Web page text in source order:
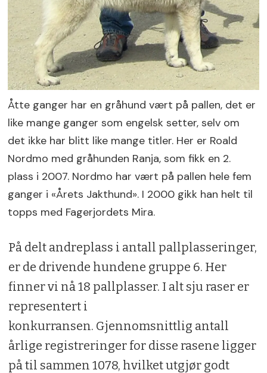
Åtte ganger har en gråhund vært på pallen, det er
like mange ganger som engelsk setter, selv om
det ikke har blitt like mange titler. Her er Roald
Nordmo med gråhunden Ranja, som fikk en 2.
plass i 2007. Nordmo har vært på pallen hele fem
ganger i «Årets Jakthund». I 2000 gikk han helt til
topps med Fagerjordets Mira.
På delt andreplass i antall pallplasseringer,
er de drivende hundene gruppe 6. Her
finner vi nå 18 pallplasser. I alt sju raser er
representert i
konkurransen. Gjennomsnittlig antall
årlige registreringer for disse rasene ligger
på til sammen 1078, hvilket utgjør godt